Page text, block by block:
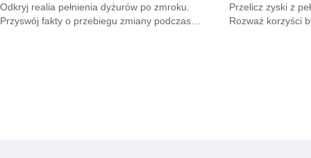
Odkryj realia pełnienia dyżurów po zmroku.
Przyswój fakty o przebiegu zmiany podczas
Przelicz zyski z
Rozważ korzyści